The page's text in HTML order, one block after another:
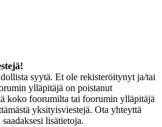
syytä. Et ole rekisteröitynyt ja/tai
ylläpitäjä on poistanut
koko foorumilta tai foorumin ylläpitäjä
yksityisviestejä. Ota yhteyttä
lisätietoja.